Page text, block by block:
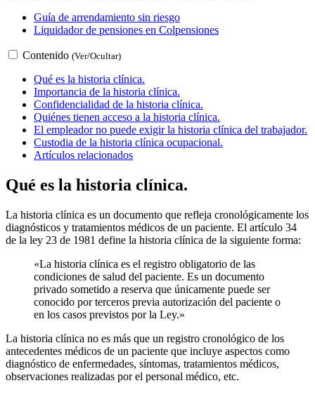
Guía de arrendamiento sin riesgo
Liquidador de pensiones en Colpensiones
Contenido (Ver/Ocultar)
Qué es la historia clínica.
Importancia de la historia clínica.
Confidencialidad de la historia clínica.
Quiénes tienen acceso a la historia clínica.
El empleador no puede exigir la historia clínica del trabajador.
Custodia de la historia clínica ocupacional.
Artículos relacionados
Qué es la historia clínica.
La historia clínica es un documento que refleja cronológicamente los
diagnósticos y tratamientos médicos de un paciente. El artículo 34
de la ley 23 de 1981 define la historia clínica de la siguiente forma:
«La historia clínica es el registro obligatorio de las
condiciones de salud del paciente. Es un documento
privado sometido a reserva que únicamente puede ser
conocido por terceros previa autorización del paciente o
en los casos previstos por la Ley.»
La historia clínica no es más que un registro cronológico de los
antecedentes médicos de un paciente que incluye aspectos como
diagnóstico de enfermedades, síntomas, tratamientos médicos,
observaciones realizadas por el personal médico, etc.